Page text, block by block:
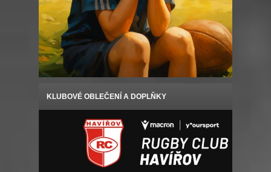
KLUBOVÉ OBLEČENÍ A DOPLŇKY